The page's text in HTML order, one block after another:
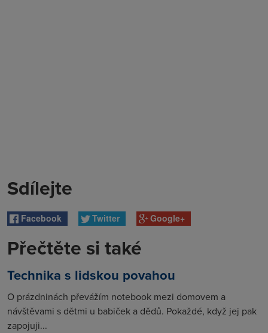
Sdílejte
Facebook Twitter Google+
Přečtěte si také
Technika s lidskou povahou
O prázdninách převážím notebook mezi domovem a
návštěvami s dětmi u babiček a dědů. Pokaždé, když jej pak
zapojuji...